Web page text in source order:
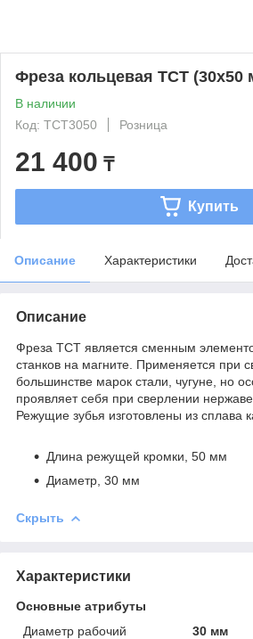
Фреза кольцевая TCT (30x50
В наличии
Код: TCT3050
Розница
21 400 ₸
Купить
Описание Характеристики
Описание
Фреза TCT является сменным
станков на магните. Применяется при
большинстве марок стали, чугуне, но
проявляет себя при сверлении
Режущие зубья изготовлены из сплава
Длина режущей кромки, 50 мм
Диаметр, 30 мм
Скрыть
Характеристики
Основные атрибуты
Диаметр рабочий
30 мм